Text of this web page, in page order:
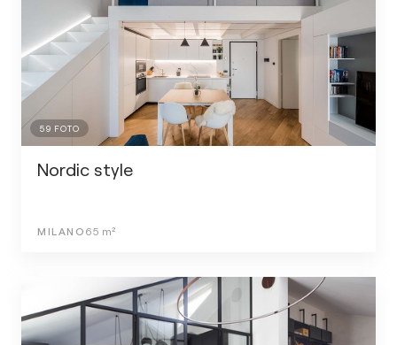
59 FOTO
Nordic style
MILANO 65 m²